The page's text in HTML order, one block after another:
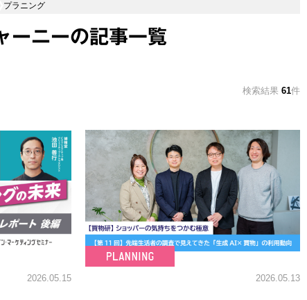
プラニング
ーニーの記事一覧
検索結果 61件
2026.05.15 2026.05.13